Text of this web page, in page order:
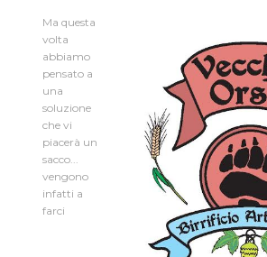
Dev Diary
Ma questa
volta
abbiamo
pensato a
una
soluzione
che vi
piacerà un
sacco...
vengono
infatti a
farci